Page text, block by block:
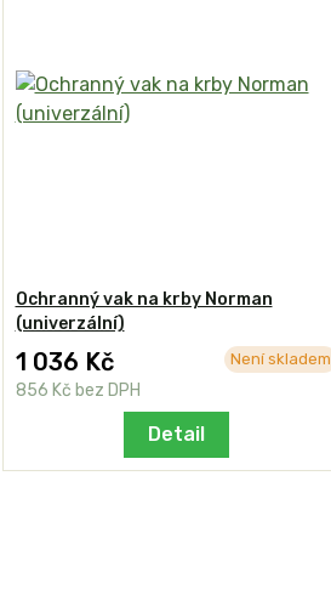
Ochranný vak na krby Norman
(univerzální)
1 036 Kč
856 Kč bez DPH
Není skladem
Detail